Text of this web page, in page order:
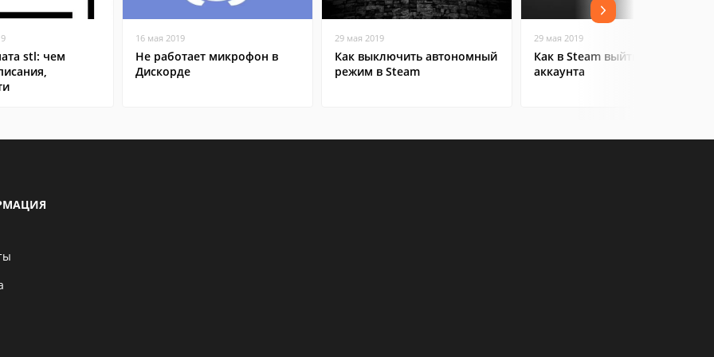
stl: чем
16 мая 2019
Не работает микрофон в
Дискорде
29 мая 2019
Как выключить автономный
режим в Steam
29 мая 2019
Как в Steam выйти из
аккаунта